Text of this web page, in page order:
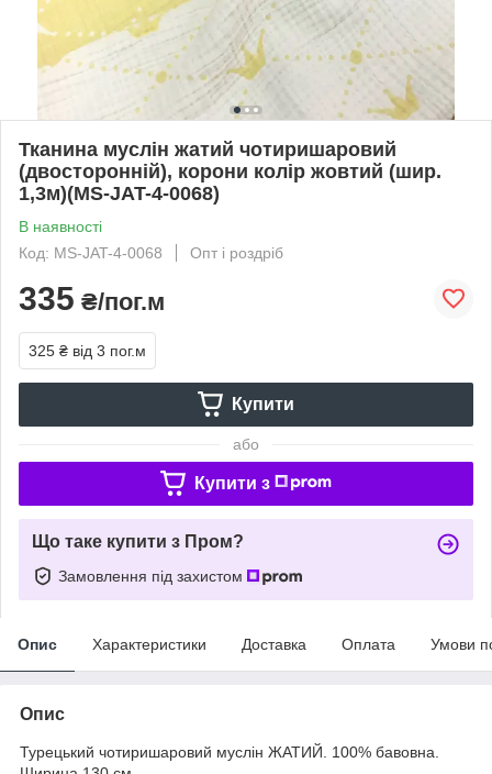
Тканина муслін жатий чотиришаровий
(двосторонній), корони колір жовтий (шир.
1,3м)(MS-JAT-4-0068)
В наявності
Код: MS-JAT-4-0068
Опт і роздріб
335 ₴/пог.м
325 ₴ від 3 пог.м
Купити
або
Купити з
Що таке купити з Пром?
Замовлення під захистом
Опис Характеристики Доставка Оплата Умови
Опис
Турецький чотиришаровий муслін ЖАТИЙ. 100% бавовна.